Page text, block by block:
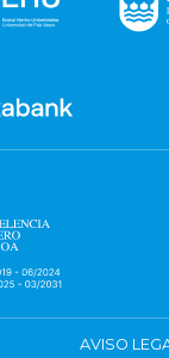
AVISO